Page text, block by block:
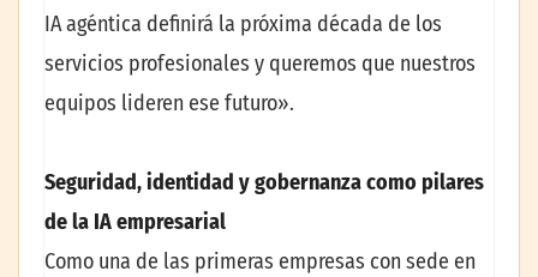
IA agéntica definirá la próxima década de los
servicios profesionales y queremos que nuestros
equipos lideren ese futuro».
Seguridad, identidad y gobernanza como pilares
de la IA empresarial
Como una de las primeras empresas con sede en